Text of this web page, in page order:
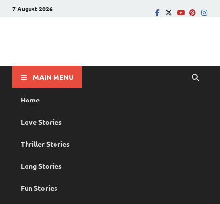
7 August 2026
MAIN MENU
Home
Love Stories
Thriller Stories
Long Stories
Fun Stories